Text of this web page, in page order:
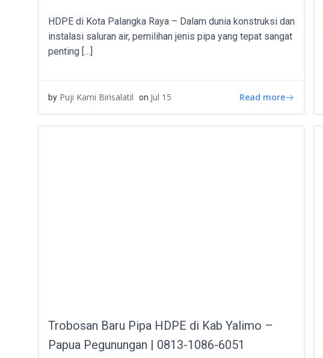
HDPE di Kota Palangka Raya – Dalam dunia konstruksi dan
instalasi saluran air, pemilihan jenis pipa yang tepat sangat
penting […]
by Puji Kami Birisalatil on Jul 15 Read more
Trobosan Baru Pipa HDPE di Kab Yalimo –
Papua Pegunungan | 0813-1086-6051